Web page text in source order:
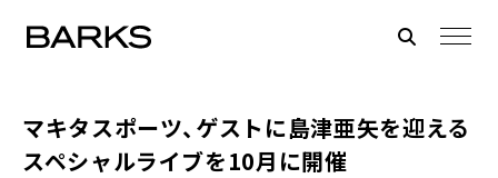
マキタスポーツ、ゲストに島津亜矢を迎える
スペシャルライブを10月に開催